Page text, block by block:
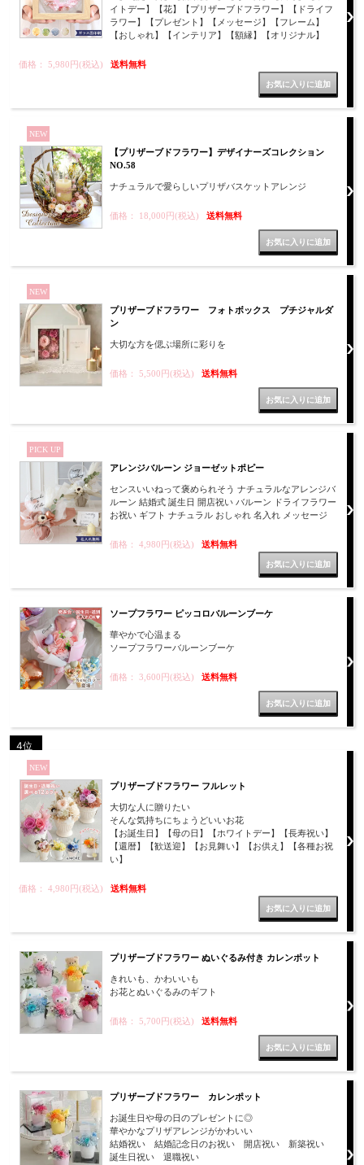
イトデー】【花】【プリザーブドフラワー】【ドライフ
ラワー】【プレゼント】【メッセージ】【フレーム】
【おしゃれ】【インテリア】【額縁】【オリジナル】
価格： 5,980円(税込) 送料無料
NEW
【プリザーブドフラワー】デザイナーズコレクション
NO.58
ナチュラルで愛らしいプリザバスケットアレンジ
価格： 18,000円(税込) 送料無料
NEW
プリザーブドフラワー フォトボックス プチジャルダ
ン
大切な方を偲ぶ場所に彩りを
価格： 5,500円(税込) 送料無料
PICK UP
アレンジバルーン ジョーゼットポピー
センスいいねって褒められそう ナチュラルなアレンジバ
ルーン 結婚式 誕生日 開店祝い バルーン ドライフラワー
お祝い ギフト ナチュラル おしゃれ 名入れ メッセージ
価格： 4,980円(税込) 送料無料
ソープフラワー ピッコロバルーンブーケ
華やかで心温まる
ソープフラワーバルーンブーケ
価格： 3,600円(税込) 送料無料
4位
NEW
プリザーブドフラワー フルレット
大切な人に贈りたい
そんな気持ちにちょうどいいお花
【お誕生日】【母の日】【ホワイトデー】【長寿祝い】
【還暦】【歓送迎】【お見舞い】【お供え】【各種お祝
い】
価格： 4,980円(税込) 送料無料
プリザーブドフラワー ぬいぐるみ付き カレンポット
きれいも、かわいいも
お花とぬいぐるみのギフト
価格： 5,700円(税込) 送料無料
プリザーブドフラワー カレンポット
お誕生日や母の日のプレゼントに◎
華やかなプリザアレンジがかわいい
結婚祝い 結婚記念日のお祝い 開店祝い 新築祝い
誕生日祝い 退職祝い